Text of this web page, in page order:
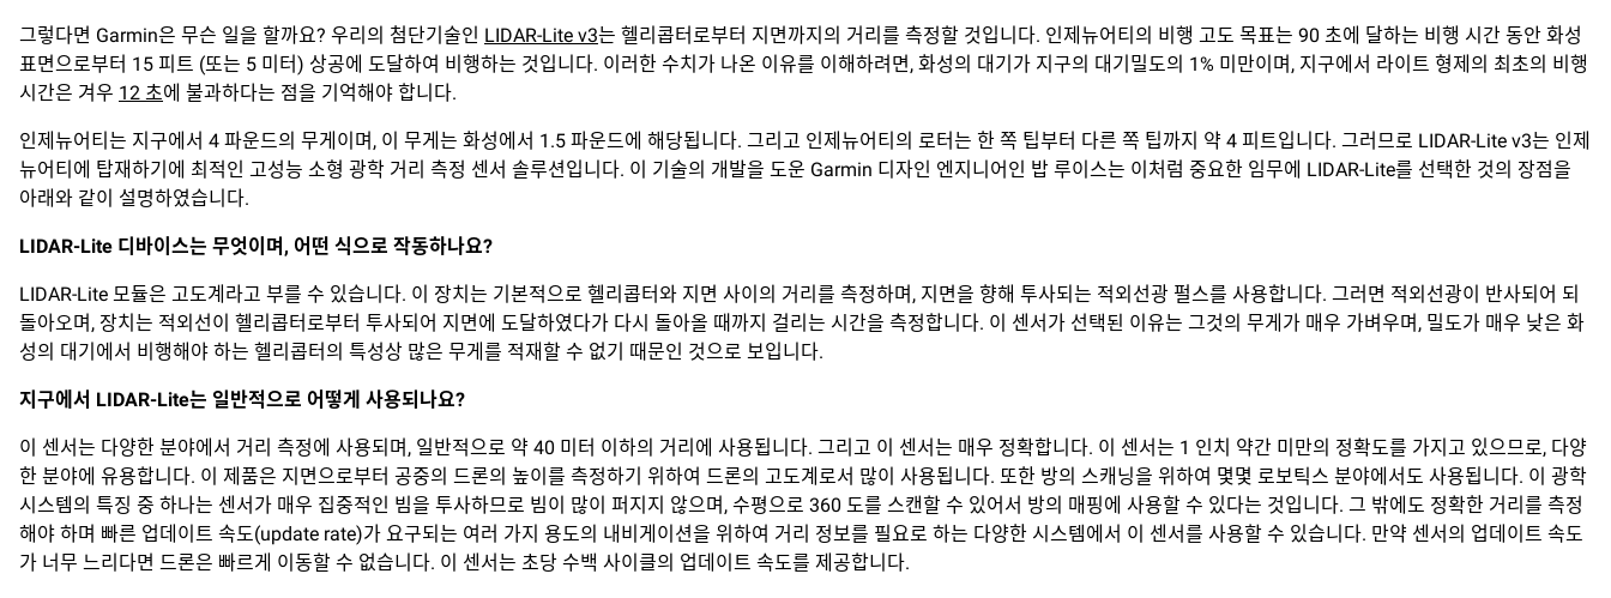
그렇다면 Garmin은 무슨 일을 할까요? 우리의 첨단기술인 LIDAR-Lite v3는 헬리콥터로부터 지면까지의 거리를 측정할 것입니다. 인제뉴어티의 비행 고도 목표는 90 초에 달하는 비행 시간 동안 화성
표면으로부터 15 피트 (또는 5 미터) 상공에 도달하여 비행하는 것입니다. 이러한 수치가 나온 이유를 이해하려면, 화성의 대기가 지구의 대기밀도의 1% 미만이며, 지구에서 라이트 형제의 최초의 비행
시간은 겨우 12 초에 불과하다는 점을 기억해야 합니다.
인제뉴어티는 지구에서 4 파운드의 무게이며, 이 무게는 화성에서 1.5 파운드에 해당됩니다. 그리고 인제뉴어티의 로터는 한 쪽 팁부터 다른 쪽 팁까지 약 4 피트입니다. 그러므로 LIDAR-Lite v3는 인제
뉴어티에 탑재하기에 최적인 고성능 소형 광학 거리 측정 센서 솔루션입니다. 이 기술의 개발을 도운 Garmin 디자인 엔지니어인 밥 루이스는 이처럼 중요한 임무에 LIDAR-Lite를 선택한 것의 장점을
아래와 같이 설명하였습니다.
LIDAR-Lite 디바이스는 무엇이며 , 어떤 식으로 작동하나요?
LIDAR-Lite 모듈은 고도계라고 부를 수 있습니다. 이 장치는 기본적으로 헬리콥터와 지면 사이의 거리를 측정하며, 지면을 향해 투사되는 적외선광 펄스를 사용합니다. 그러면 적외선광이 반사되어 되
돌아오며, 장치는 적외선이 헬리콥터로부터 투사되어 지면에 도달하였다가 다시 돌아올 때까지 걸리는 시간을 측정합니다. 이 센서가 선택된 이유는 그것의 무게가 매우 가벼우며, 밀도가 매우 낮은 화
성의 대기에서 비행해야 하는 헬리콥터의 특성상 많은 무게를 적재할 수 없기 때문인 것으로 보입니다.
지구에서 LIDAR-Lite는 일반적으로 어떻게 사용되나요?
이 센서는 다양한 분야에서 거리 측정에 사용되며, 일반적으로 약 40 미터 이하의 거리에 사용됩니다. 그리고 이 센서는 매우 정확합니다. 이 센서는 1 인치 약간 미만의 정확도를 가지고 있으므로, 다양
한 분야에 유용합니다. 이 제품은 지면으로부터 공중의 드론의 높이를 측정하기 위하여 드론의 고도계로서 많이 사용됩니다. 또한 방의 스캐닝을 위하여 몇몇 로보틱스 분야에서도 사용됩니다. 이 광학
시스템의 특징 중 하나는 센서가 매우 집중적인 빔을 투사하므로 빔이 많이 퍼지지 않으며, 수평으로 360 도를 스캔할 수 있어서 방의 매핑에 사용할 수 있다는 것입니다. 그 밖에도 정확한 거리를 측정
해야 하며 빠른 업데이트 속도(update rate)가 요구되는 여러 가지 용도의 내비게이션을 위하여 거리 정보를 필요로 하는 다양한 시스템에서 이 센서를 사용할 수 있습니다. 만약 센서의 업데이트 속도
가 너무 느리다면 드론은 빠르게 이동할 수 없습니다. 이 센서는 초당 수백 사이클의 업데이트 속도를 제공합니다.